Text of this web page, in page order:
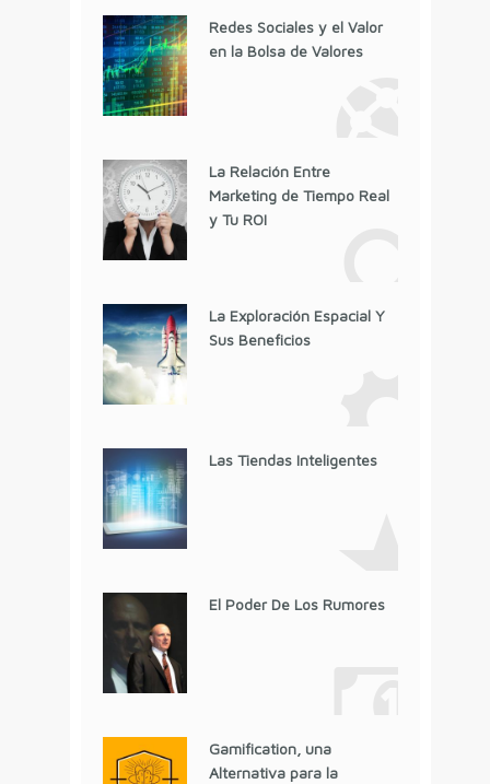
Redes Sociales y el Valor
en la Bolsa de Valores
La Relación Entre
Marketing de Tiempo Real
y Tu ROI
La Exploración Espacial Y
Sus Beneficios
Las Tiendas Inteligentes
El Poder De Los Rumores
Gamification, una
Alternativa para la